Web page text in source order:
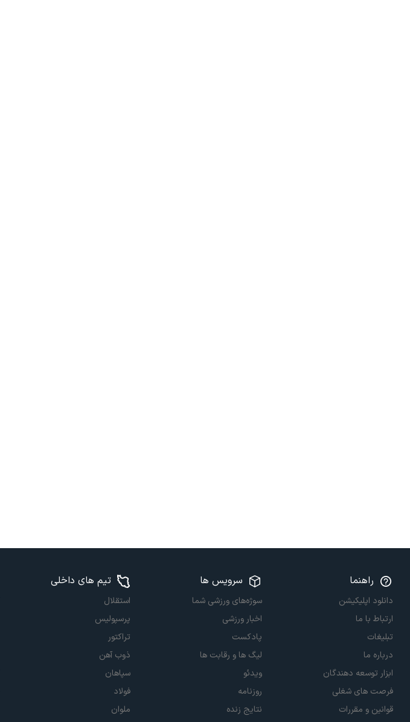
راهنما
دانلود اپلیکیشن
ارتباط با ما
تبلیغات
درباره ما
ابزار توسعه دهندگان
فرصت های شغلی
قوانین و مقررات
سرویس ها
سوژه‌های ورزشی شما
اخبار ورزشی
پادکست
لیگ ها و رقابت ها
ویدئو
روزنامه
نتایج زنده
تیم های داخلی
استقلال
پرسپولیس
تراکتور
ذوب آهن
سپاهان
فولاد
ملوان